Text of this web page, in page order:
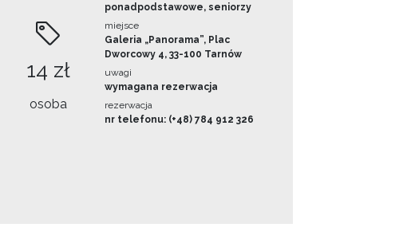
14 zł
osoba
ponadpodstawowe, seniorzy
miejsce
Galeria „Panorama”, Plac
Dworcowy 4, 33-100 Tarnów
uwagi
wymagana rezerwacja
rezerwacja
nr telefonu: (+48) 784 912 326